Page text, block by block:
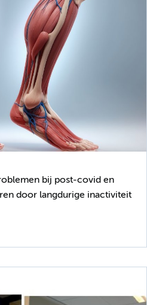
bij post-covid en
door langdurige inactiviteit